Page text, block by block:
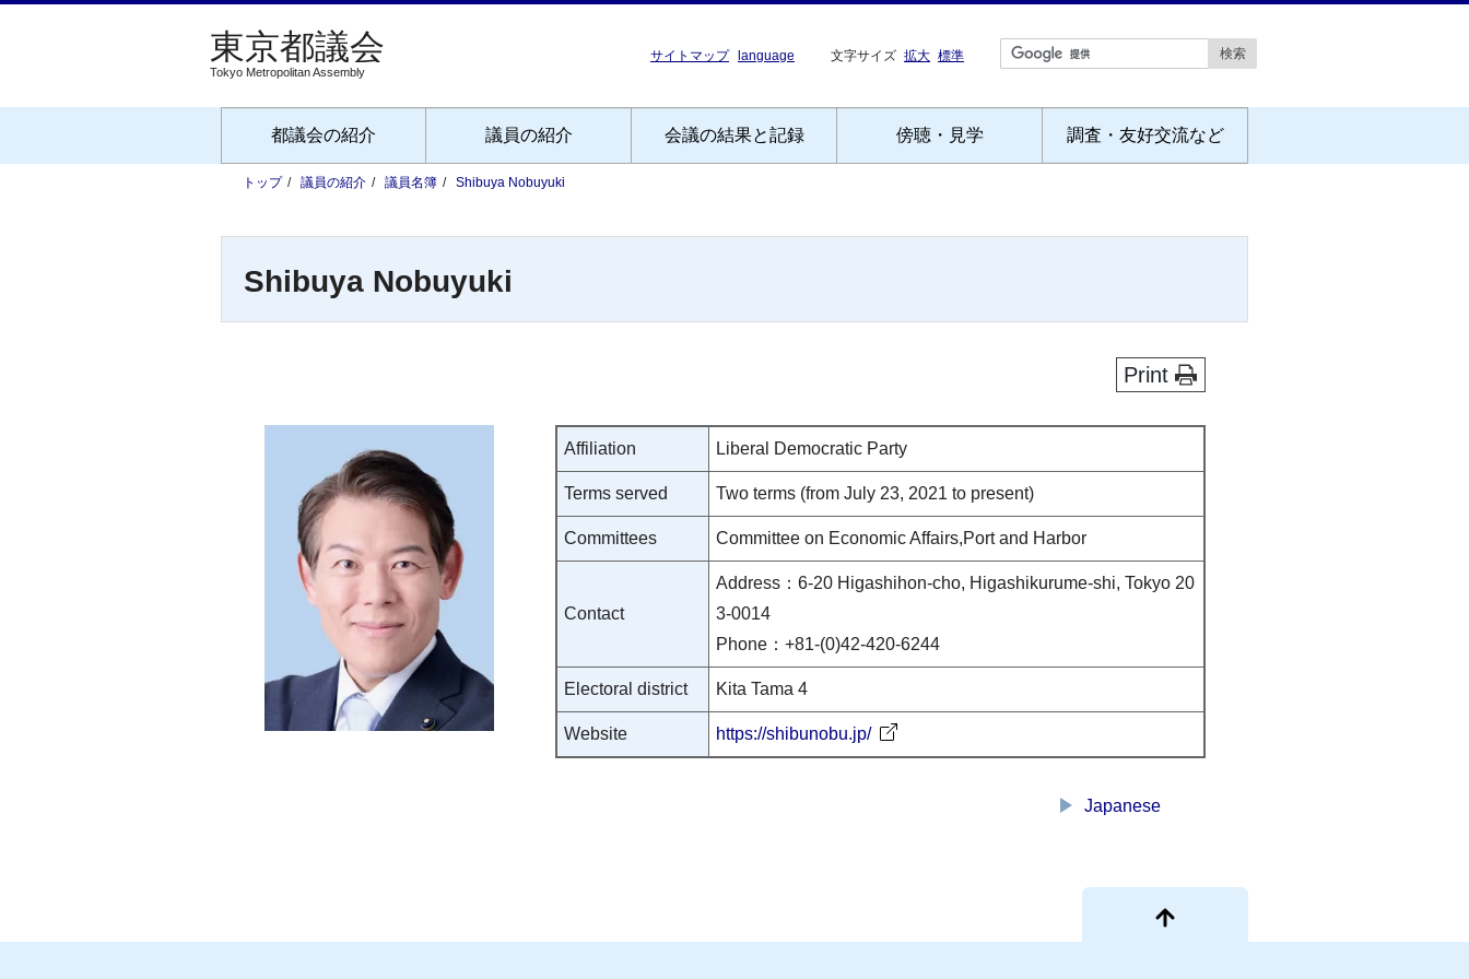
Tokyo Metropolitan Assembly
サイトマップ language 文字サイズ 拡大 標準
都議会の紹介 議員の紹介 会議の結果と記録 傍聴・見学 調査・友好交流など
トップ 議員の紹介 議員名簿 Shibuya Nobuyuki
Shibuya Nobuyuki
Print
Affiliation Liberal Democratic Party
Terms served Two terms (from July 23, 2021 to present)
Committees Committee on Economic Affairs,Port and Harbor
Contact
Address：6-20 Higashihon-cho, Higashikurume-shi, Tokyo 20
3-0014
Phone：+81-(0)42-420-6244
Electoral district Kita Tama 4
Website https://shibunobu.jp/
play_arrow Japanese